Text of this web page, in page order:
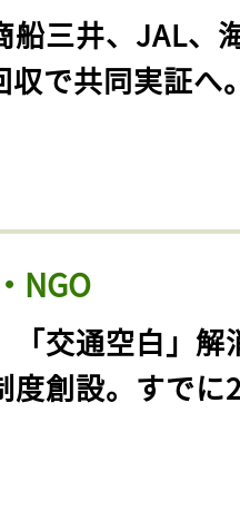
船三井、JAL、
収で共同実証へ
NGO
「交通空白」解
度創設。すでに